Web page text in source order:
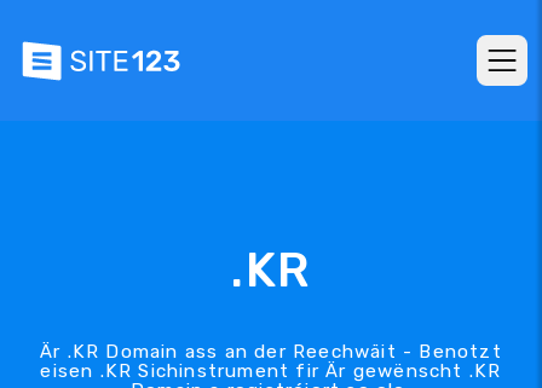
.KR
Är .KR Domain ass an der Reechwäit - Benotzt
eisen .KR Sichinstrument fir Är gewënscht .KR